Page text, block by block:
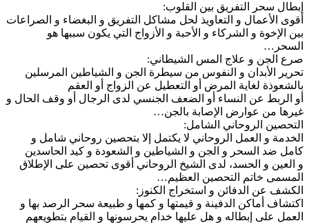
إبطال سحر التفريق بين القلوب:
أقوى الأعمال و التعاويذ لحل مشاكل التفريق و البغضاء و الصراعات
بين الإخوة و الشركاء و الأحبة و الأزواج التي يكون سببها هو
السحر…
صرع الجن و علاج المس الشيطاني:
تحرير الأبدان و النفوس من سيطرة الجن و الشياطين المرسلين
بالشعوذة لغاية المرض أو التعطيل عن الزواج أو العقم
أو الربط عن النساء أو الضعف الجنسي لدى الرجال أو وقف الحال و
غيرها من عوارض الإصابة بالجن…
التحصين الروحاني الشامل:
الخدمة و العمل الروحاني لا يكتمل إلا بتحصين روحاني شامل و
كامل ضد السحر و الجن و الشياطين و الشعودة و كيد الحاسدين
و العين و الحسد، لدى الشيخ الروحاني أقوى تحصين على الإطلاق
المسمى خاتم التحصين العظيم…
الكشف عن الدفائن و استخراج الكنوز:
اكتشاف أماكن الدفينة و قيمتها و كمها و طبيعة سحر الرصد بها و
العمل على إبطاله و هل عليها خدام يحرسونها و القيام بتطويعهم